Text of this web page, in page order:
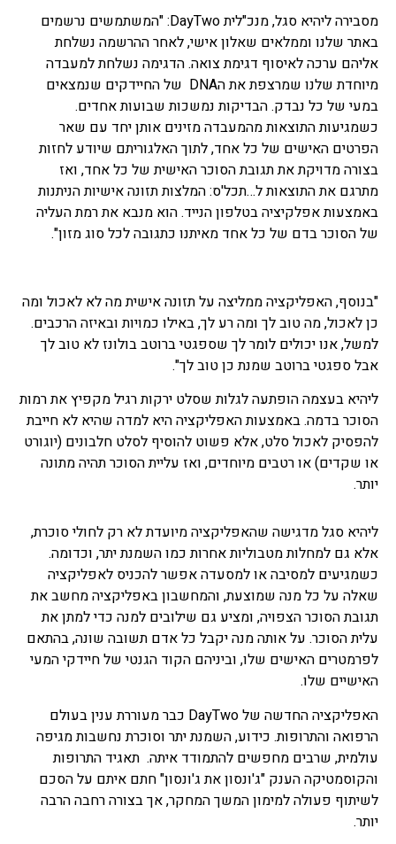
מסבירה ליהיא סגל, מנכ"לית DayTwo: "המשתמשים נרשמים
באתר שלנו וממלאים שאלון אישי, לאחר ההרשמה נשלחת
אליהם ערכה לאיסוף דגימת צואה. הדגימה נשלחת למעבדה
מיוחדת שלנו שמרצפת את הDNA של החיידקים שנמצאים
במעי של כל נבדק. הבדיקות נמשכות שבועות אחדים.
כשמגיעות התוצאות מהמעבדה מזינים אותן יחד עם שאר
הפרטים האישים של כל אחד, לתוך האלגוריתם שיודע לחזות
בצורה מדויקת את תגובת הסוכר האישית של כל אחד, ואז
מתרגם את התוצאות ל…תכל'ס: המלצות תזונה אישיות הניתנות
באמצעות אפלקיציה בטלפון הנייד. הוא מנבא את רמת העליה
של הסוכר בדם של כל אחד מאיתנו כתגובה לכל סוג מזון".
"בנוסף, האפליקציה ממליצה על תזונה אישית מה לא לאכול ומה
כן לאכול, מה טוב לך ומה רע לך, באילו כמויות ובאיזה הרכבים.
למשל, אנו יכולים לומר לך שספגטי ברוטב בולונז לא טוב לך
אבל ספגטי ברוטב שמנת כן טוב לך".
ליהיא בעצמה הופתעה לגלות שסלט ירקות רגיל מקפיץ את רמות
הסוכר בדמה. באמצעות האפליקציה היא למדה שהיא לא חייבת
להפסיק לאכול סלט, אלא פשוט להוסיף לסלט חלבונים (יוגורט
או שקדים) או רטבים מיוחדים, ואז עליית הסוכר תהיה מתונה
יותר.
ליהיא סגל מדגישה שהאפליקציה מיועדת לא רק לחולי סוכרת,
אלא גם למחלות מטבוליות אחרות כמו השמנת יתר, וכדומה.
כשמגיעים למסיבה או למסעדה אפשר להכניס לאפליקציה
שאלה על כל מנה שמוצעת, והמחשבון באפליקציה מחשב את
תגובת הסוכר הצפויה, ומציע גם שילובים למנה כדי למתן את
עלית הסוכר. על אותה מנה יקבל כל אדם תשובה שונה, בהתאם
לפרמטרים האישים שלו, וביניהם הקוד הגנטי של חיידקי המעי
האישיים שלו.
האפליקציה החדשה של DayTwo כבר מעוררת ענין בעולם
הרפואה והתרופות. כידוע, השמנת יתר וסוכרת נחשבות מגיפה
עולמית, שרבים מחפשים להתמודד איתה. תאגיד התרופות
והקוסמטיקה הענק "ג'ונסון את ג'ונסון" חתם איתם על הסכם
לשיתוף פעולה למימון המשך המחקר, אך בצורה רחבה הרבה
יותר.